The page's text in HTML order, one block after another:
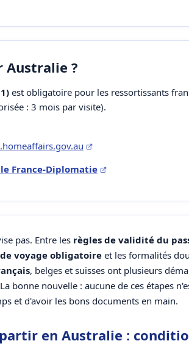
Australie ?
est obligatoire pour les ressortissants
: 3 mois par visite).
France-Diplomatie
pas. Entre les règles de validité du
voyage obligatoire et les formalités
, belges et suisses ont plusieurs
bonne nouvelle : aucune de ces étapes
et d'avoir les bons documents en main.
en Australie :